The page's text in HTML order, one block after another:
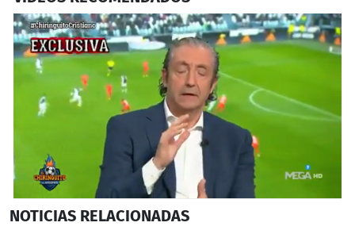
seconds
NOTICIAS RELACIONADAS